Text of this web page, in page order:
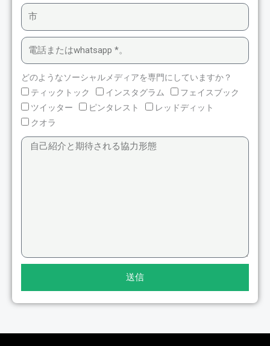
どのようなソーシャルメディアを専門にしていますか？
ティックトック
インスタグラム
フェイスブック
ツイッター
ピンタレスト
レッドディット
クオラ
送信